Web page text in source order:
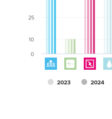
2023 2024
0
10
25